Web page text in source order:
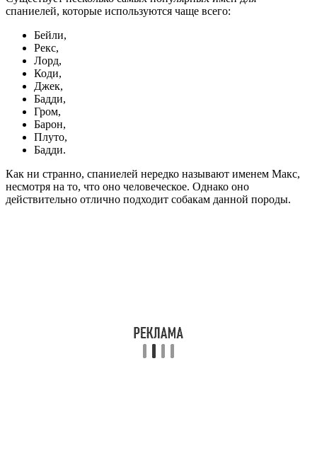
спаниелей, которые используются чаще всего:
Бейли,
Рекс,
Лорд,
Коди,
Джек,
Бадди,
Гром,
Барон,
Плуто,
Бадди.
Как ни странно, спаниелей нередко называют именем Макс,
несмотря на то, что оно человеческое. Однако оно
действительно отлично подходит собакам данной породы.